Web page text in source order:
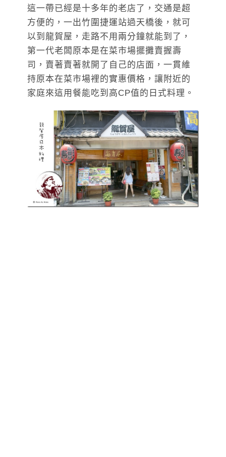
這一帶已經是十多年的老店了，交通是超
方便的，一出竹圍捷運站過天橋後，就可
以到龍賀屋，走路不用兩分鐘就能到了，
第一代老闆原本是在菜市場擺攤賣握壽
司，賣著賣著就開了自己的店面，一貫維
持原本在菜市場裡的實惠價格，讓附近的
家庭來這用餐能吃到高CP值的日式料理。